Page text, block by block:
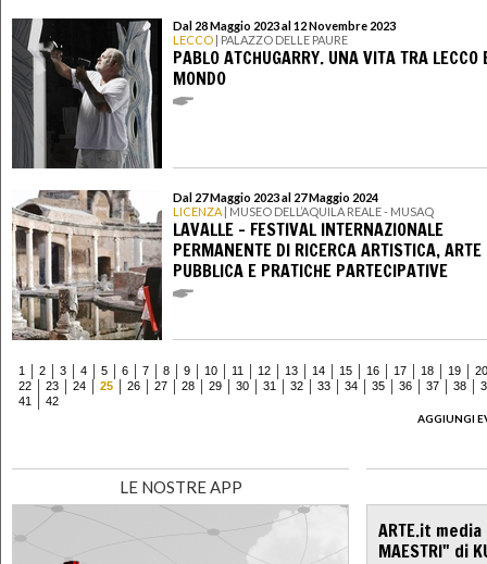
Dal 28 Maggio 2023 al 12 Novembre 2023
LECCO | PALAZZO DELLE PAURE
PABLO ATCHUGARRY. UNA VITA TRA LECCO
MONDO
Dal 27 Maggio 2023 al 27 Maggio 2024
LICENZA | MUSEO DELL’AQUILA REALE - MUSAQ
LAVALLE - FESTIVAL INTERNAZIONALE
PERMANENTE DI RICERCA ARTISTICA, ARTE
PUBBLICA E PRATICHE PARTECIPATIVE
1 2 3 4 5 6 7 8 9 10 11 12 13 14 15 16 17 18 19
20
22
23 24 25 26 27 28 29 30 31 32 33 34 35 36 37 38
41
42
AGGIUNGI
LE NOSTRE APP
ARTE.it
MAESTRI" di